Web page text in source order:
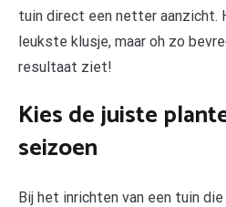
tuin direct een netter aanzicht.
leukste klusje, maar oh zo
resultaat ziet!
Kies de juiste
seizoen
Bij het inrichten van een tuin